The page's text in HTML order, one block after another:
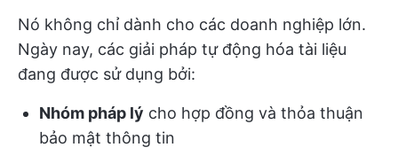
Nó không chỉ dành cho các doanh nghiệp lớn.
Ngày nay, các giải pháp tự động hóa tài liệu
đang được sử dụng bởi:
Nhóm pháp lý cho hợp đồng và thỏa thuận
bảo mật thông tin